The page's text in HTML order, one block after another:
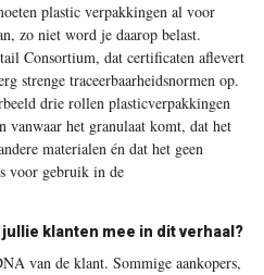
plastic verpakkingen al voor
zo niet word je daarop belast.
Consortium, dat certificaten aflevert
strenge traceerbaarheidsnormen op.
drie rollen plasticverpakkingen
vanwaar het granulaat komt, dat het
materialen én dat het geen
voor gebruik in de
jullie klanten mee in dit verhaal?
van de klant. Sommige aankopers,